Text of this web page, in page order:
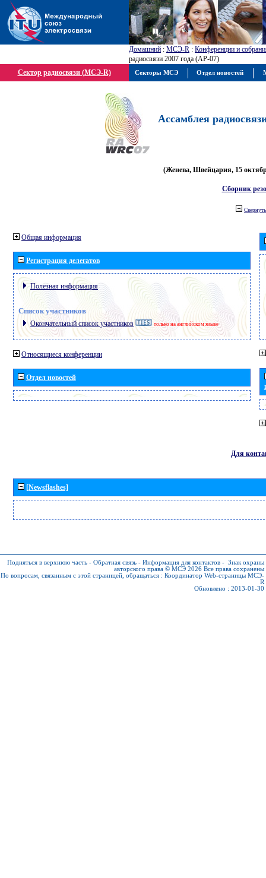
Домашний : МСЭ-R : Конференции и
радиосвязи 2007 года (АР-07)
Сектор радиосвязи (МСЭ-R)
Ассамблея
(Женева, Швейцария, 15
Сборник
Свернуть
Общая информация
Регистрация делегатов
Полезная информация
Список участников
Окончательный список участников только на английском языке
Относящиеся конференции
Отдел новостей
Для
[Newsflashes]
Подняться в верхнюю часть - Обратная связь - Информация для контактов - Знак охраны
авторского права © МСЭ 2026 Все права сохранены
По вопросам, связанным с этой страницей, обращаться : Координатор Web-страницы МСЭ-
R
Обновлено : 2013-01-30
Секторы МСЭ Отдел новостей